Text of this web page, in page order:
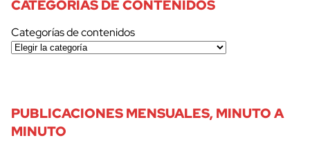
CATEGORÍAS DE CONTENIDOS
Categorías de contenidos
PUBLICACIONES MENSUALES, MINUTO A
MINUTO